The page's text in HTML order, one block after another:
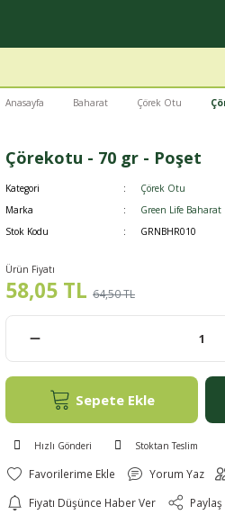
Anasayfa Baharat Çörek Otu
Çörekotu - 70 gr - Poşet
Kategori
Çörek Otu
Marka
Green Life Baharat
Stok Kodu
GRNBHR010
Ürün Fiyatı
58,05 TL 64,50 TL
Sepete Ekle
Hızlı Gönderi Stoktan Teslim
Yorum Yaz
Fiyatı Düşünce Haber Ver
Paylaş